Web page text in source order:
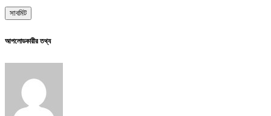
আপলোডকারীর তথ্য